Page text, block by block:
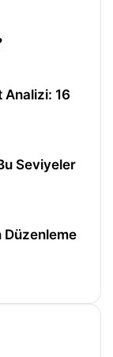
Analizi: 16
Seviyeler
Düzenleme